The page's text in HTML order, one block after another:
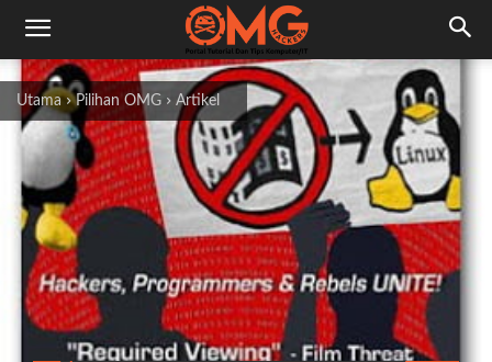
Utama Pilihan OMG Artikel